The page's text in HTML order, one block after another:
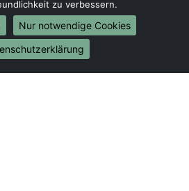
nach Bielefeld
nach Bonn
nach Münster
zu verbessern.
Nur notwendige Cookies